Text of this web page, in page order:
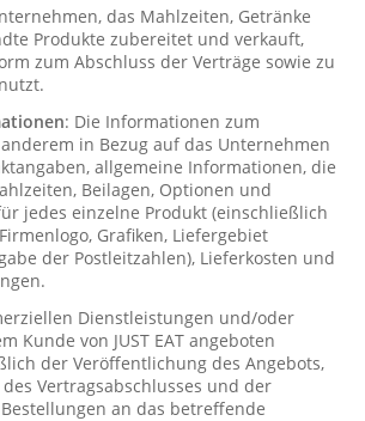
das Mahlzeiten, Getränke
Produkte zubereitet und verkauft,
zum Abschluss der Verträge sowie zu
: Die Informationen zum
in Bezug auf das Unternehmen
allgemeine Informationen, die
Beilagen, Optionen und
jedes einzelne Produkt (einschließlich
Grafiken, Liefergebiet
der Postleitzahlen), Lieferkosten und
Dienstleistungen und/oder
Kunde von JUST EAT angeboten
der Veröffentlichung des Angebots,
Vertragsabschlusses und der
an das betreffende